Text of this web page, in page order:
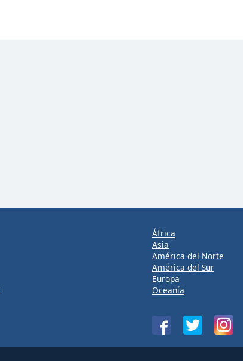
África
Asia
América del Norte
América del Sur
Europa
Oceanía